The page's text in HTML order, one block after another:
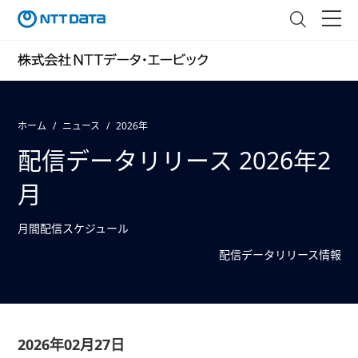
ホーム ニュース 2026年
配信データリリース 2026年2
月
月間配信スケジュール
配信データリリース情報
2026年02月27日